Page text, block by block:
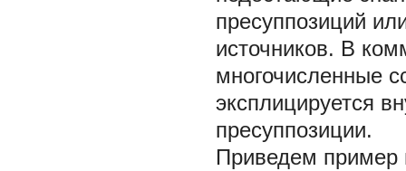
пресуппозиций
источников. В
многочисленные
эксплицируется
пресуппозиции.
Приведем пример